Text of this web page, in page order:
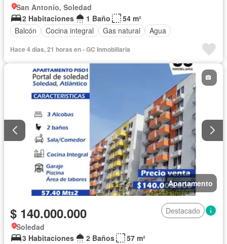
San Antonio, Soledad
2 Habitaciones
1 Baño
54 m²
Balcón
Cocina integral Gas natural Agua
Hace 4 días, 21 horas en - GC Inmobiliaria
Apartamento
$ 140.000.000
Destacado
Soledad
3 Habitaciones
2 Baños
57 m²